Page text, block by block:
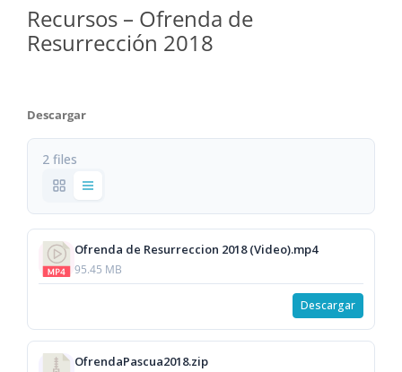
Recursos – Ofrenda de
Resurrección 2018
Descargar
2 files
Ofrenda de Resurreccion 2018 (Video).mp4
95.45 MB
Descargar
OfrendaPascua2018.zip